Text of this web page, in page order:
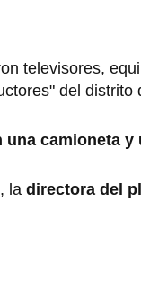
televisores,
del distrito
una camioneta
la directora del